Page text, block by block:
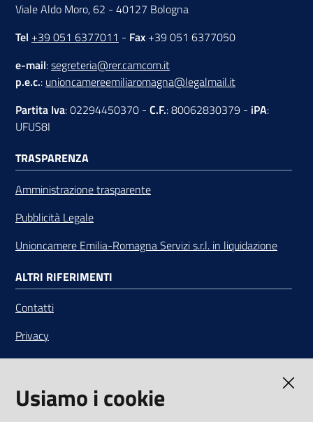
Viale Aldo Moro, 62 - 40127 Bologna
Tel +39 051 6377011 - Fax +39 051 6377050
e-mail:segreteria@rer.camcom.it
p.e.c.: unioncamereemiliaromagna@legalmail.it
Partita Iva: 02294450370 - C.F.: 80062830379 - iPA:
UFUS8I
TRASPARENZA
Amministrazione trasparente
Pubblicità Legale
Unioncamere Emilia-Romagna Servizi s.r.l. in liquidazione
ALTRI RIFERIMENTI
Contatti
Privacy
Note legali
Media Policy
Usiamo i cookie